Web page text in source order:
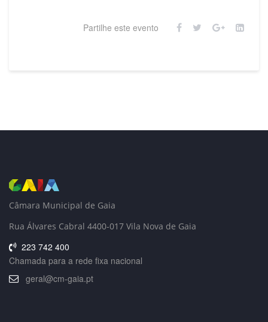
Partilhe este evento
Câmara Municipal de Gaia
Rua Álvares Cabral 4400-017 Vila Nova de Gaia
223 742 400
Chamada para a rede fixa nacional
geral@cm-gaia.pt